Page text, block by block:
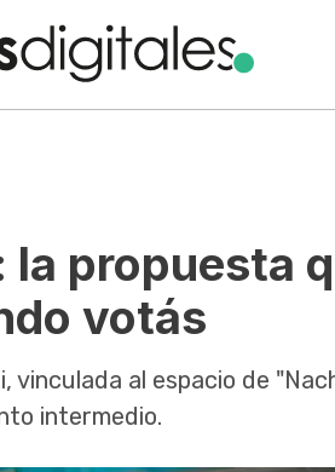
la propuesta
votás
vinculada al espacio de
intermedio.